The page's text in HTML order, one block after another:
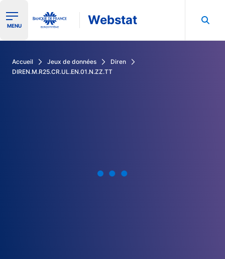
Ouvrir le menu de navigation
MENU Webstat
Accueil Jeux de données
Diren
DIREN.M.R25.CR.UL.EN.01.N.ZZ.TT